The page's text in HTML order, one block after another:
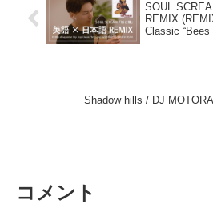
SOUL
REMIX
Classic “Bees
Shadow hills / DJ MOTORA
コメント